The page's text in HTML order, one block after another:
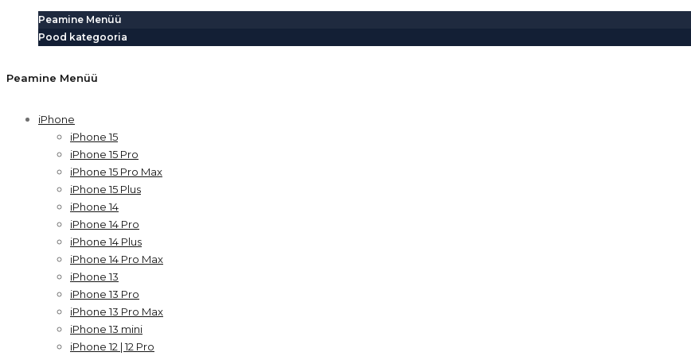
Peamine Menüü
Pood kategooria
Peamine Menüü
iPhone
iPhone 15
iPhone 15 Pro
iPhone 15 Pro Max
iPhone 15 Plus
iPhone 14
iPhone 14 Pro
iPhone 14 Plus
iPhone 14 Pro Max
iPhone 13
iPhone 13 Pro
iPhone 13 Pro Max
iPhone 13 mini
iPhone 12 | 12 Pro